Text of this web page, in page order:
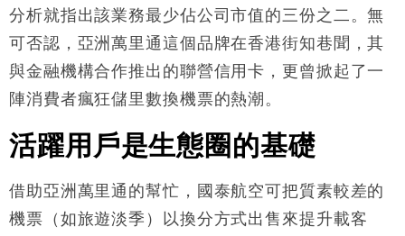
12:44
財經｜日本春季三度入市撐日圓 4月單日斥6.28萬億
日圓干預創新高
11:12
國際｜特朗普料美伊戰事快結束 承認部分彈藥庫存緊
張
15:59
財經｜SA售股自救後再出手 斥4億美元押注未上市公
分析就指出該業務最少佔公司市值的三份之二。無
可否認，亞洲萬里通這個品牌在香港街知巷聞，其
與金融機構合作推出的聯營信用卡，更曾掀起了一
陣消費者瘋狂儲里數換機票的熱潮。
活躍用戶是生態圈的基礎
借助亞洲萬里通的幫忙，國泰航空可把質素較差的
機票（如旅遊淡季）以換分方式出售來提升載客